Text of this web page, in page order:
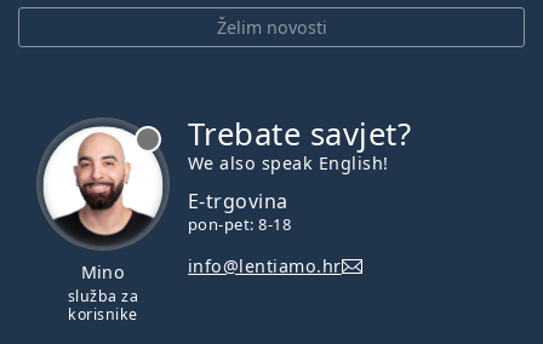
Želim novosti
Mino
služba za
korisnike
Trebate savjet?
We also speak English!
E-trgovina
pon-pet: 8-18
info@lentiamo.hr